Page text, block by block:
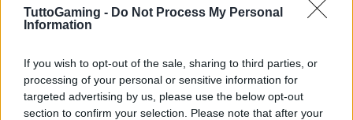
TuttoGaming - Do Not Process My Personal
Information
If you wish to opt-out of the sale, sharing to third parties, or
processing of your personal or sensitive information for
targeted advertising by us, please use the below opt-out
section to confirm your selection. Please note that after your